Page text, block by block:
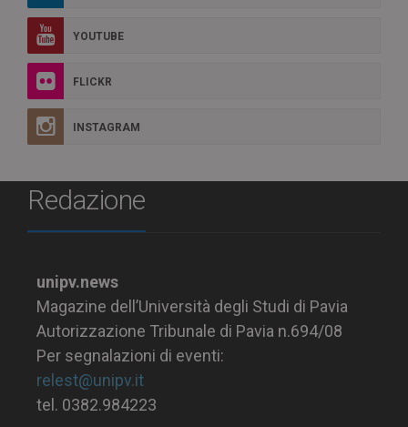
YOUTUBE
FLICKR
INSTAGRAM
Redazione
unipv.news
Magazine dell’Università degli Studi di Pavia
Autorizzazione Tribunale di Pavia n.694/08
Per segnalazioni di eventi:
relest@unipv.it
tel. 0382.984223